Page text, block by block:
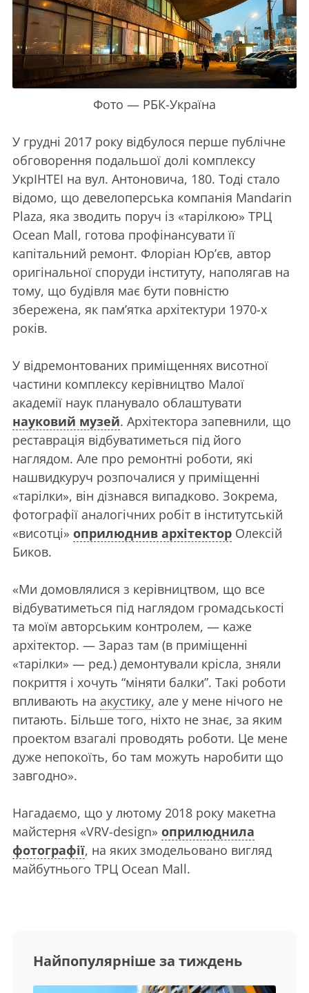
Фото — РБК-Україна
У грудні 2017 року відбулося перше публічне
обговорення подальшої долі комплексу
УкрІНТЕІ на вул. Антоновича, 180. Тоді стало
відомо, що девелоперська компанія Mandarin
Plaza, яка зводить поруч із «тарілкою» ТРЦ
Ocean Mall, готова профінансувати її
капітальний ремонт. Флоріан Юр’єв, автор
оригінальної споруди інституту, наполягав на
тому, що будівля має бути повністю
збережена, як пам’ятка архітектури 1970-х
років.
У відремонтованих приміщеннях висотної
частини комплексу керівництво Малої
академії наук планувало облаштувати
науковий музей. Архітектора запевнили, що
реставрація відбуватиметься під його
наглядом. Але про ремонтні роботи, які
нашвидкуруч розпочалися у приміщенні
«тарілки», він дізнався випадково. Зокрема,
фотографії аналогічних робіт в інститутській
«висотці» оприлюднив архітектор Олексій
Биков.
«Ми домовлялися з керівництвом, що все
відбуватиметься під наглядом громадськості
та моїм авторським контролем, — каже
архітектор. — Зараз там (в приміщенні
«тарілки» — ред.) демонтували крісла, зняли
покриття і хочуть “міняти балки”. Такі роботи
впливають на акустику, але у мене нічого не
питають. Більше того, ніхто не знає, за яким
проектом взагалі проводять роботи. Це мене
дуже непокоїть, бо там можуть наробити що
завгодно».
Нагадаємо, що у лютому 2018 року макетна
майстерня «VRV-design» оприлюднила
фотографії, на яких змодельовано вигляд
майбутнього ТРЦ Ocean Mall.
Найпопулярніше за тиждень